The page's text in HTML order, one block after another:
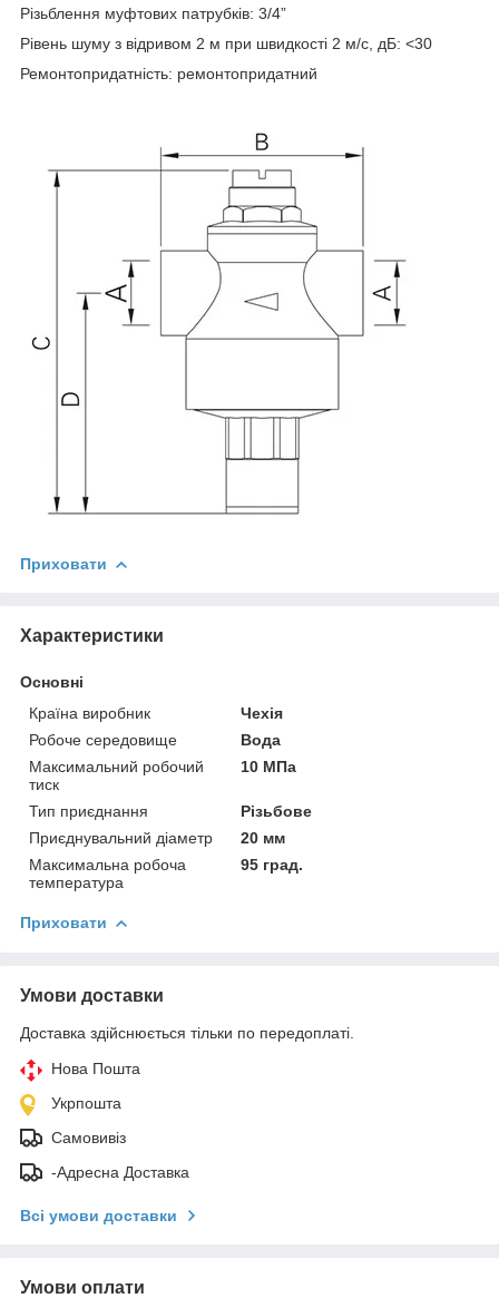
Різьблення муфтових патрубків: 3/4”
Рівень шуму з відривом 2 м при швидкості 2 м/с, дБ: <30
Ремонтопридатність: ремонтопридатний
Приховати
Характеристики
Основні
Країна виробник
Чехія
Робоче середовище
Вода
Максимальний робочий
тиск
10 МПа
Тип приєднання
Різьбове
Приєднувальний діаметр
20 мм
Максимальна робоча
температура
95 град.
Приховати
Умови доставки
Доставка здійснюється тільки по передоплаті.
Нова Пошта
Укрпошта
Самовивіз
-Адресна Доставка
Всі умови доставки
Умови оплати